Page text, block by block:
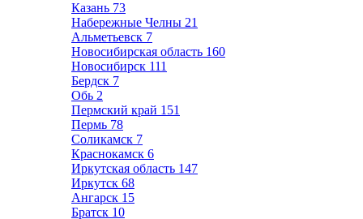
Казань 73
Набережные Челны 21
Альметьевск 7
Новосибирская область 160
Новосибирск 111
Бердск 7
Обь 2
Пермский край 151
Пермь 78
Соликамск 7
Краснокамск 6
Иркутская область 147
Иркутск 68
Ангарск 15
Братск 10